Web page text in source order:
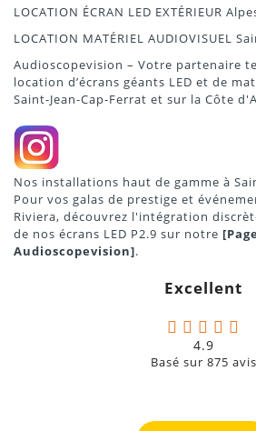
LOCATION ÉCRAN LED EXTÉRIEUR
LOCATION MATÉRIEL AUDIOVISUEL
Audioscopevision – Votre partenaire
location d’écrans géants LED et de
Saint-Jean-Cap-Ferrat et sur la Côte
Nos installations haut de gamme à
Pour vos galas de prestige et
Riviera, découvrez l'intégration
de nos écrans LED P2.9 sur notre [
Audioscopevision].
Excellent
4.9
Basé sur 875 avis